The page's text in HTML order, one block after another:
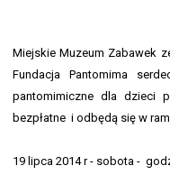
Miejskie Muzeum Zabawek
Fundacja Pantomima
pantomimiczne dla dzieci
bezpłatne i odbędą się w
19 lipca 2014 r - sobota -